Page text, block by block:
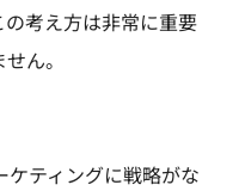
考え方は非常に重要
ん。
ケティングに戦略がな